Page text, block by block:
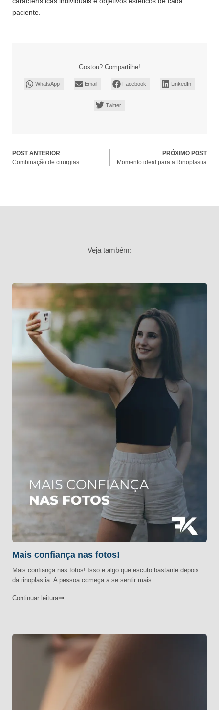
paciente.
Gostou? Compartilhe!
WhatsApp Email Facebook LinkedIn
Twitter
POST ANTERIOR
Combinação de cirurgias
PRÓXIMO POST
Momento ideal para a Rinoplastia
Veja também:
Mais confiança nas fotos!
Mais confiança nas fotos! Isso é algo que escuto bastante depois
da rinoplastia. A pessoa começa a se sentir mais...
Continuar leitura